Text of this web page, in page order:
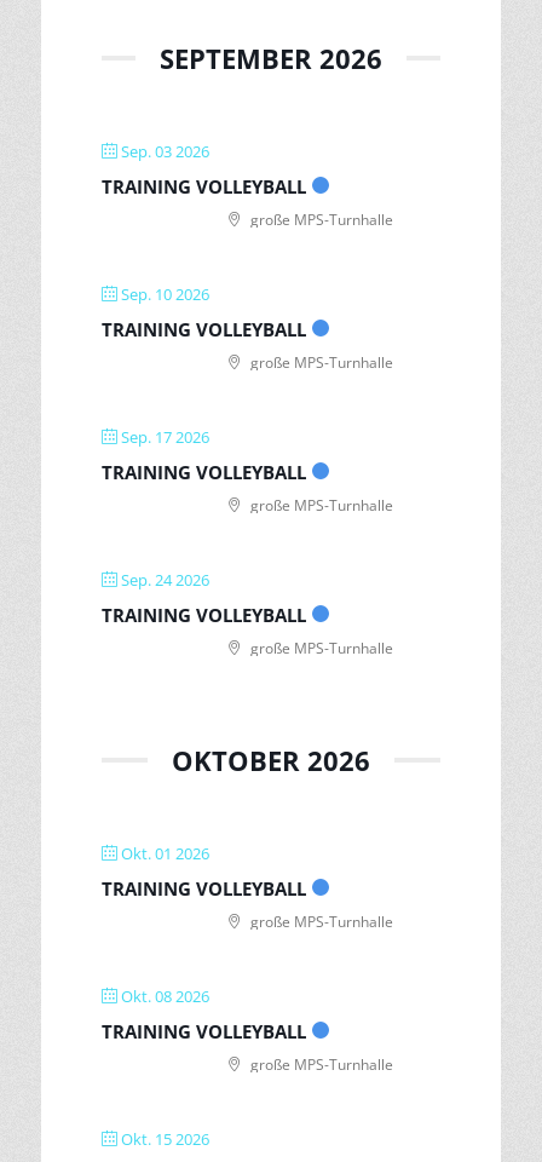
SEPTEMBER 2026
Sep. 03 2026
TRAINING VOLLEYBALL
große MPS-Turnhalle
Sep. 10 2026
TRAINING VOLLEYBALL
große MPS-Turnhalle
Sep. 17 2026
TRAINING VOLLEYBALL
große MPS-Turnhalle
Sep. 24 2026
TRAINING VOLLEYBALL
große MPS-Turnhalle
OKTOBER 2026
Okt. 01 2026
TRAINING VOLLEYBALL
große MPS-Turnhalle
Okt. 08 2026
TRAINING VOLLEYBALL
große MPS-Turnhalle
Okt. 15 2026